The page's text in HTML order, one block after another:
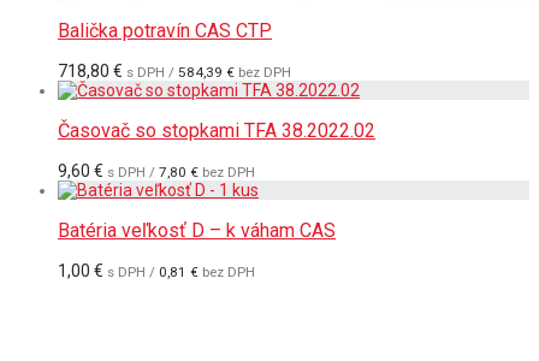
12,60 €.9,84 €.
Balička potravín CAS CTP
718,80 € s DPH / 584,39 € bez DPH
Časovač so stopkami TFA 38.2022.02
9,60 € s DPH / 7,80 € bez DPH
Batéria veľkosť D – k váham CAS
1,00 € s DPH / 0,81 € bez DPH